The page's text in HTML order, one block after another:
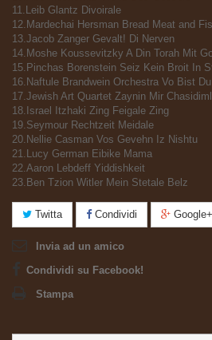
11.Leib Glantz Divoirale
12.Mardechai Hersman Bread Meat and
13.Jacob Zanger Gevalt! Di Nerven
14.Moshe Koussevitzky A Din Torah Mit
15.Pinchas Borenstein Seiz Kein Broit In
16.Naftule Brandwein Orchestra Vo Bist
17.Jewish Art Quartet Zaynin Mir
18.Israel Itzhaki Zing Feigale Zing
19.Seymour Rechtzeit Meidale
20.Nellie Casman Vos Gevehn Iz Nishtu
21.Lucy German Eibike Mama
22.Aaron Lebdeff Yiddishkeit
23.Ben Tzion Witler Mein Stetale Belz
Twitta Condividi Google+
Invia ad un amico
Condividi su Facebook!
Stampa